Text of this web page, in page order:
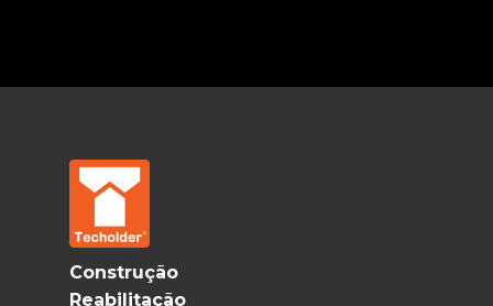
Construção
Reabilitação